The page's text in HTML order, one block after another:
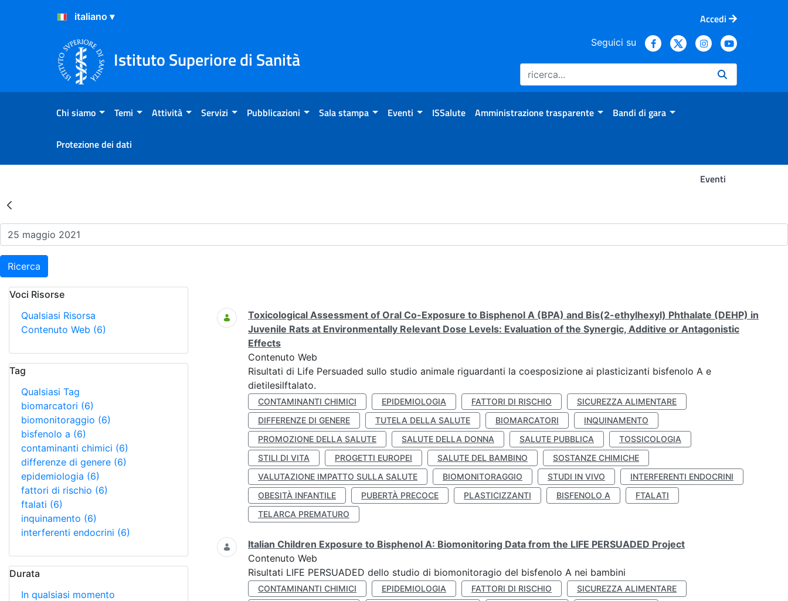
Salta al Contenuto
Salta al Footer
Accedi
Istituto Superiore di Sanità
Seguici su
Chi siamo Temi Attività Servizi Pubblicazioni Sala stampa Eventi ISSalute Amministrazione trasparente Bandi di gara
Protezione dei dati
Eventi
Risultati della Ricerca - Eventi
Ricerca
Voci Risorse
Qualsiasi Risorsa
Contenuto Web (6)
Tag
Qualsiasi Tag
biomarcatori (6)
biomonitoraggio (6)
bisfenolo a (6)
contaminanti chimici (6)
differenze di genere (6)
epidemiologia (6)
fattori di rischio (6)
ftalati (6)
inquinamento (6)
interferenti endocrini (6)
Durata
In qualsiasi momento
Ricerca
Toxicological Assessment of Oral Co-Exposure to Bisphenol A (BPA) and Bis(2-ethylhexyl) Phthalate (DEHP) in
Juvenile Rats at Environmentally Relevant Dose Levels: Evaluation of the Synergic, Additive or Antagonistic
Effects
Contenuto Web
Risultati di Life Persuaded sullo studio animale riguardanti la coesposizione ai plasticizanti bisfenolo A e
dietilesilftalato.
CONTAMINANTI CHIMICI EPIDEMIOLOGIA FATTORI DI RISCHIO
SICUREZZA ALIMENTARE
DIFFERENZE DI GENERE
TUTELA DELLA SALUTE BIOMARCATORI
INQUINAMENTO
PROMOZIONE DELLA SALUTE
SALUTE DELLA DONNA SALUTE PUBBLICA
TOSSICOLOGIA
STILI DI VITA
PROGETTI EUROPEI SALUTE DEL BAMBINO
SOSTANZE CHIMICHE
VALUTAZIONE IMPATTO SULLA SALUTE
BIOMONITORAGGIO STUDI IN VIVO
INTERFERENTI ENDOCRINI
OBESITÀ INFANTILE
PUBERTÀ PRECOCE PLASTICIZZANTI BISFENOLO A
FTALATI
TELARCA PREMATURO
Italian Children Exposure to Bisphenol A: Biomonitoring Data from the LIFE PERSUADED Project
Contenuto Web
Risultati LIFE PERSUADED dello studio di biomonitoragio del bisfenolo A nei bambini
CONTAMINANTI CHIMICI EPIDEMIOLOGIA FATTORI DI RISCHIO
SICUREZZA ALIMENTARE